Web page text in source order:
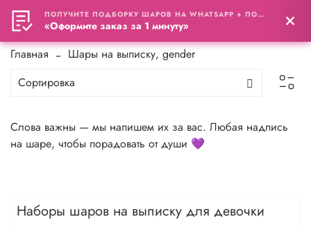
0
Главная Шары на выписку, gender
Слова важны — мы напишем их за вас. Любая надпись
на шаре, чтобы порадовать от души 💜
Наборы шаров на выписку для девочки
ПОЛУЧИТЕ ПОДБОРКУ ШАРОВ НА WHATSAPP + ПОДАРОК
«Оформите заказ за 1 минуту»